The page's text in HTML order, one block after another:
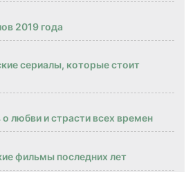
2019 года
сериалы, которые стоит
любви и страсти всех времен
фильмы последних лет